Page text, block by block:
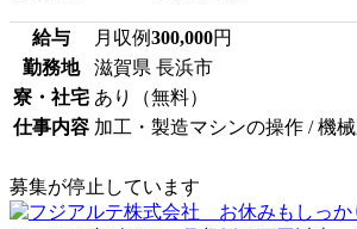
給与 月収例300,000円
勤務地
滋賀県 長浜市
寮・社宅 あり（無料）
仕事内容 加工・製造マシンの操作 / 機
募集が停止しています